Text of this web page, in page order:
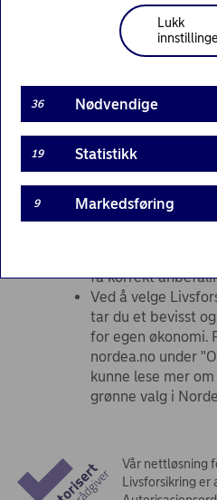
har i andre
Den anbefalte
basert på Nordea
sykdom og
For at du skal få
som er tilpasset
ønsker og ditt
oppgir korrekte og
opplysninger.
anbefaler vi en
få korrekt
Ved å velge
tar du et bevisst
for egen økonomi.
nordea.no under
kunne lese mer
grønne valg i
Vår nettløsning
Livsforsikring
Lukk
36 Nødvendige
19 Statistikk
9 Markedsføring